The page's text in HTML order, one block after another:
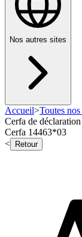
Nos autres sites
Accueil>Toutes
Cerfa de
Cerfa 14463*03
<
Retour